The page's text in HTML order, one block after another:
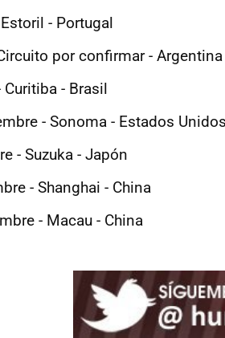
- Portugal
por confirmar - Argentina
Curitiba - Brasil
- Sonoma - Estados Unidos
- Suzuka - Japón
- Shanghai - China
- Macau - China